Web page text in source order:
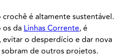
é altamente sustentável.
os daLinhas Corrente, é
evitar o desperdício e dar nova
de outros projetos.